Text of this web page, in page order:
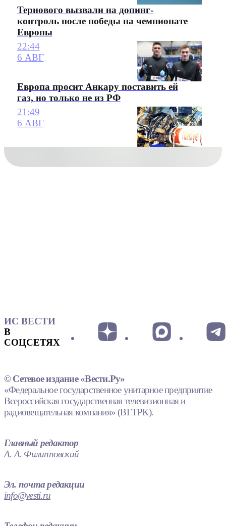
Тернового вызвали на допинг-
контроль после победы на чемпионате
Европы
22:44
6 АВГ
Европа просит Анкару поставить ей
газ, но только не из РФ
21:49
6 АВГ
ИС ВЕСТИ
В
СОЦСЕТЯХ
© Сетевое издание «Вести.Ру»
«Федеральное государственное унитарное предприятие
Всероссийская государственная телевизионная и
радиовещательная компания» (ВГТРК).
Главный редактор
А. А. Филипповский
Эл. почта редакции
info@vesti.ru